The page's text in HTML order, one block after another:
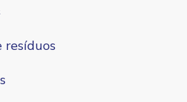
resíduos